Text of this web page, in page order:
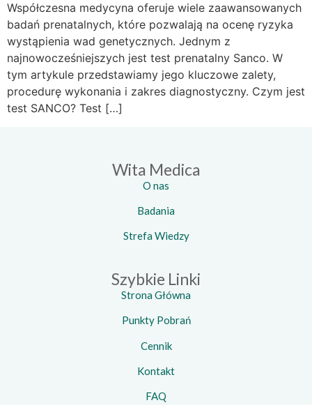
Współczesna medycyna oferuje wiele zaawansowanych
badań prenatalnych, które pozwalają na ocenę ryzyka
wystąpienia wad genetycznych. Jednym z
najnowocześniejszych jest test prenatalny Sanco. W
tym artykule przedstawiamy jego kluczowe zalety,
procedurę wykonania i zakres diagnostyczny. Czym jest
test SANCO? Test […]
Wita Medica
O nas
Badania
Strefa Wiedzy
Szybkie Linki
Strona Główna
Punkty Pobrań
Cennik
Kontakt
FAQ